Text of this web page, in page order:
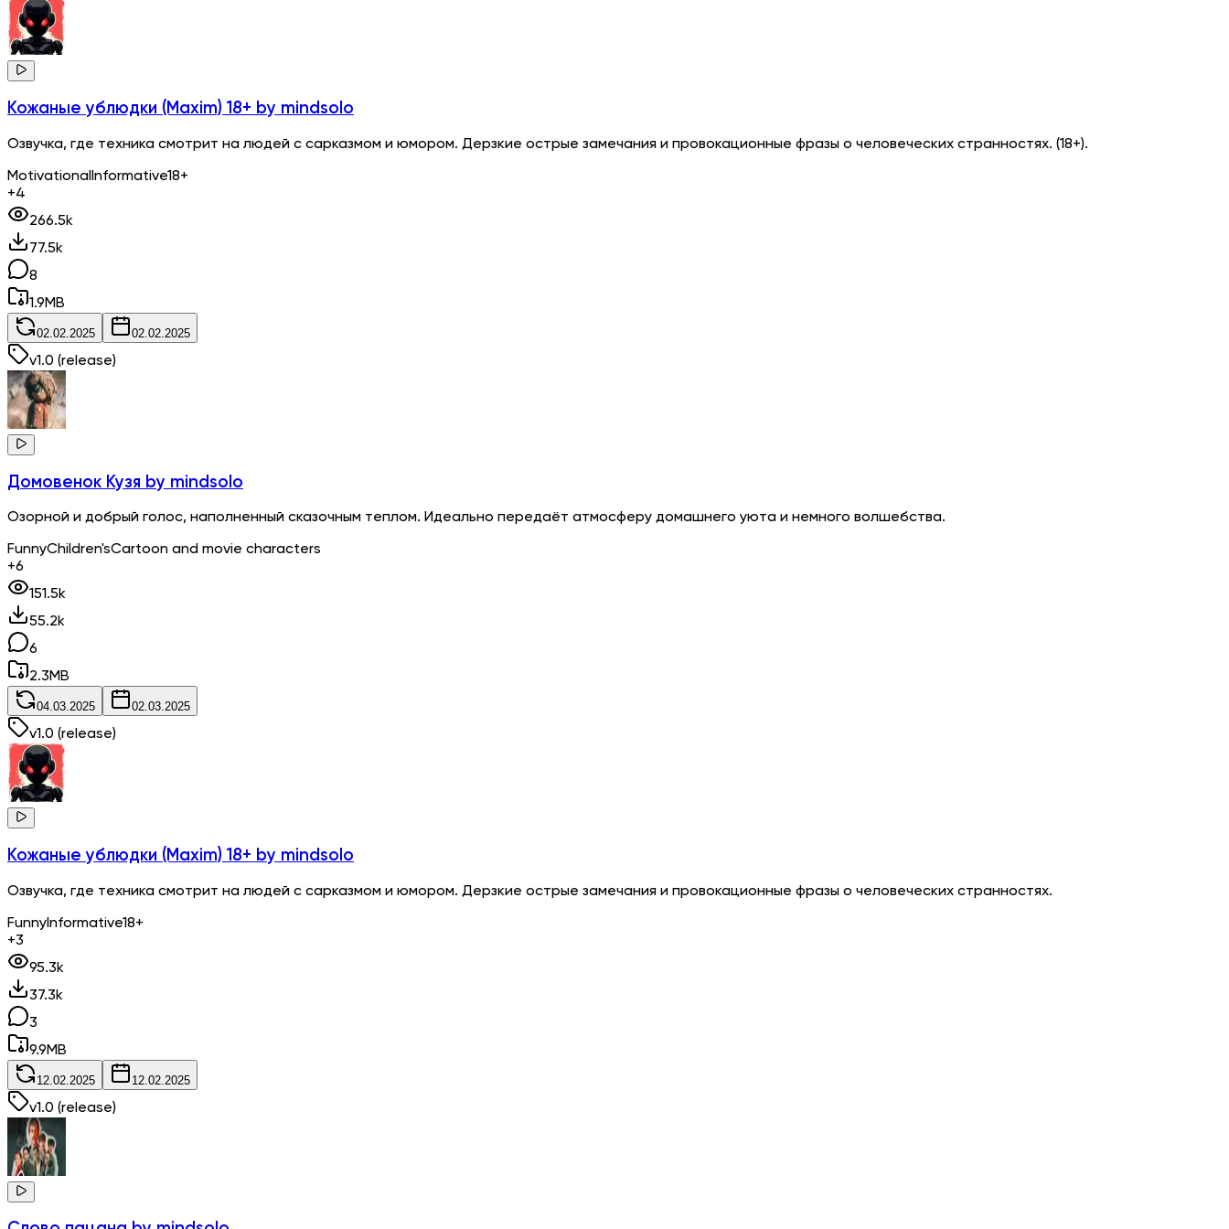
Кожаные ублюдки (Maxim) 18+ by mindsolo
Озвучка, где техника смотрит на людей с сарказмом и юмором. Дерзкие острые замечания и провокационные фразы о человеческих странностях. (18+).
Motivational Informative18+
+4
266.5k
77.5k
8
1.9MB
02.02.2025 02.02.2025
v1.0 (release)
Домовенок Кузя by mindsolo
Озорной и добрый голос, наполненный сказочным теплом. Идеально передаёт атмосферу домашнего уюта и немного волшебства.
FunnyChildren'sCartoon and movie characters
+6
151.5k
55.2k
6
2.3MB
04.03.2025 02.03.2025
v1.0 (release)
Кожаные ублюдки (Maxim) 18+ by mindsolo
Озвучка, где техника смотрит на людей с сарказмом и юмором. Дерзкие острые замечания и провокационные фразы о человеческих странностях.
FunnyInformative18+
+3
95.3k
37.3k
3
9.9MB
12.02.2025 12.02.2025
v1.0 (release)